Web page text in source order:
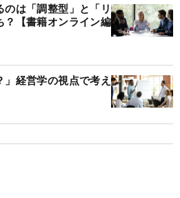
は「調整型」と「リ
？【書籍オンライン編
」経営学の視点で考え